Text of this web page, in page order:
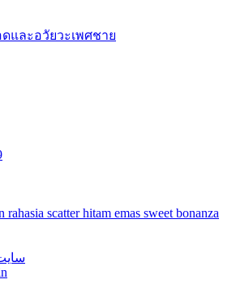
และอวัยวะเพศชาย
scatter hitam emas sweet bonanza